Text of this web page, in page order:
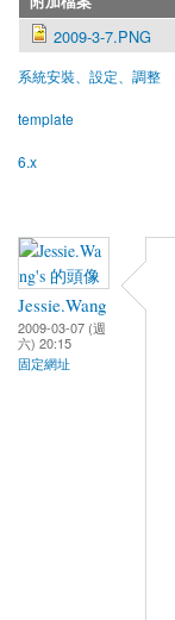
2009-3-7.PNG
系統安裝、設定、調整
template
6.x
Jessie.Wang
2009-03-07 (週
六) 20:15
固定網址